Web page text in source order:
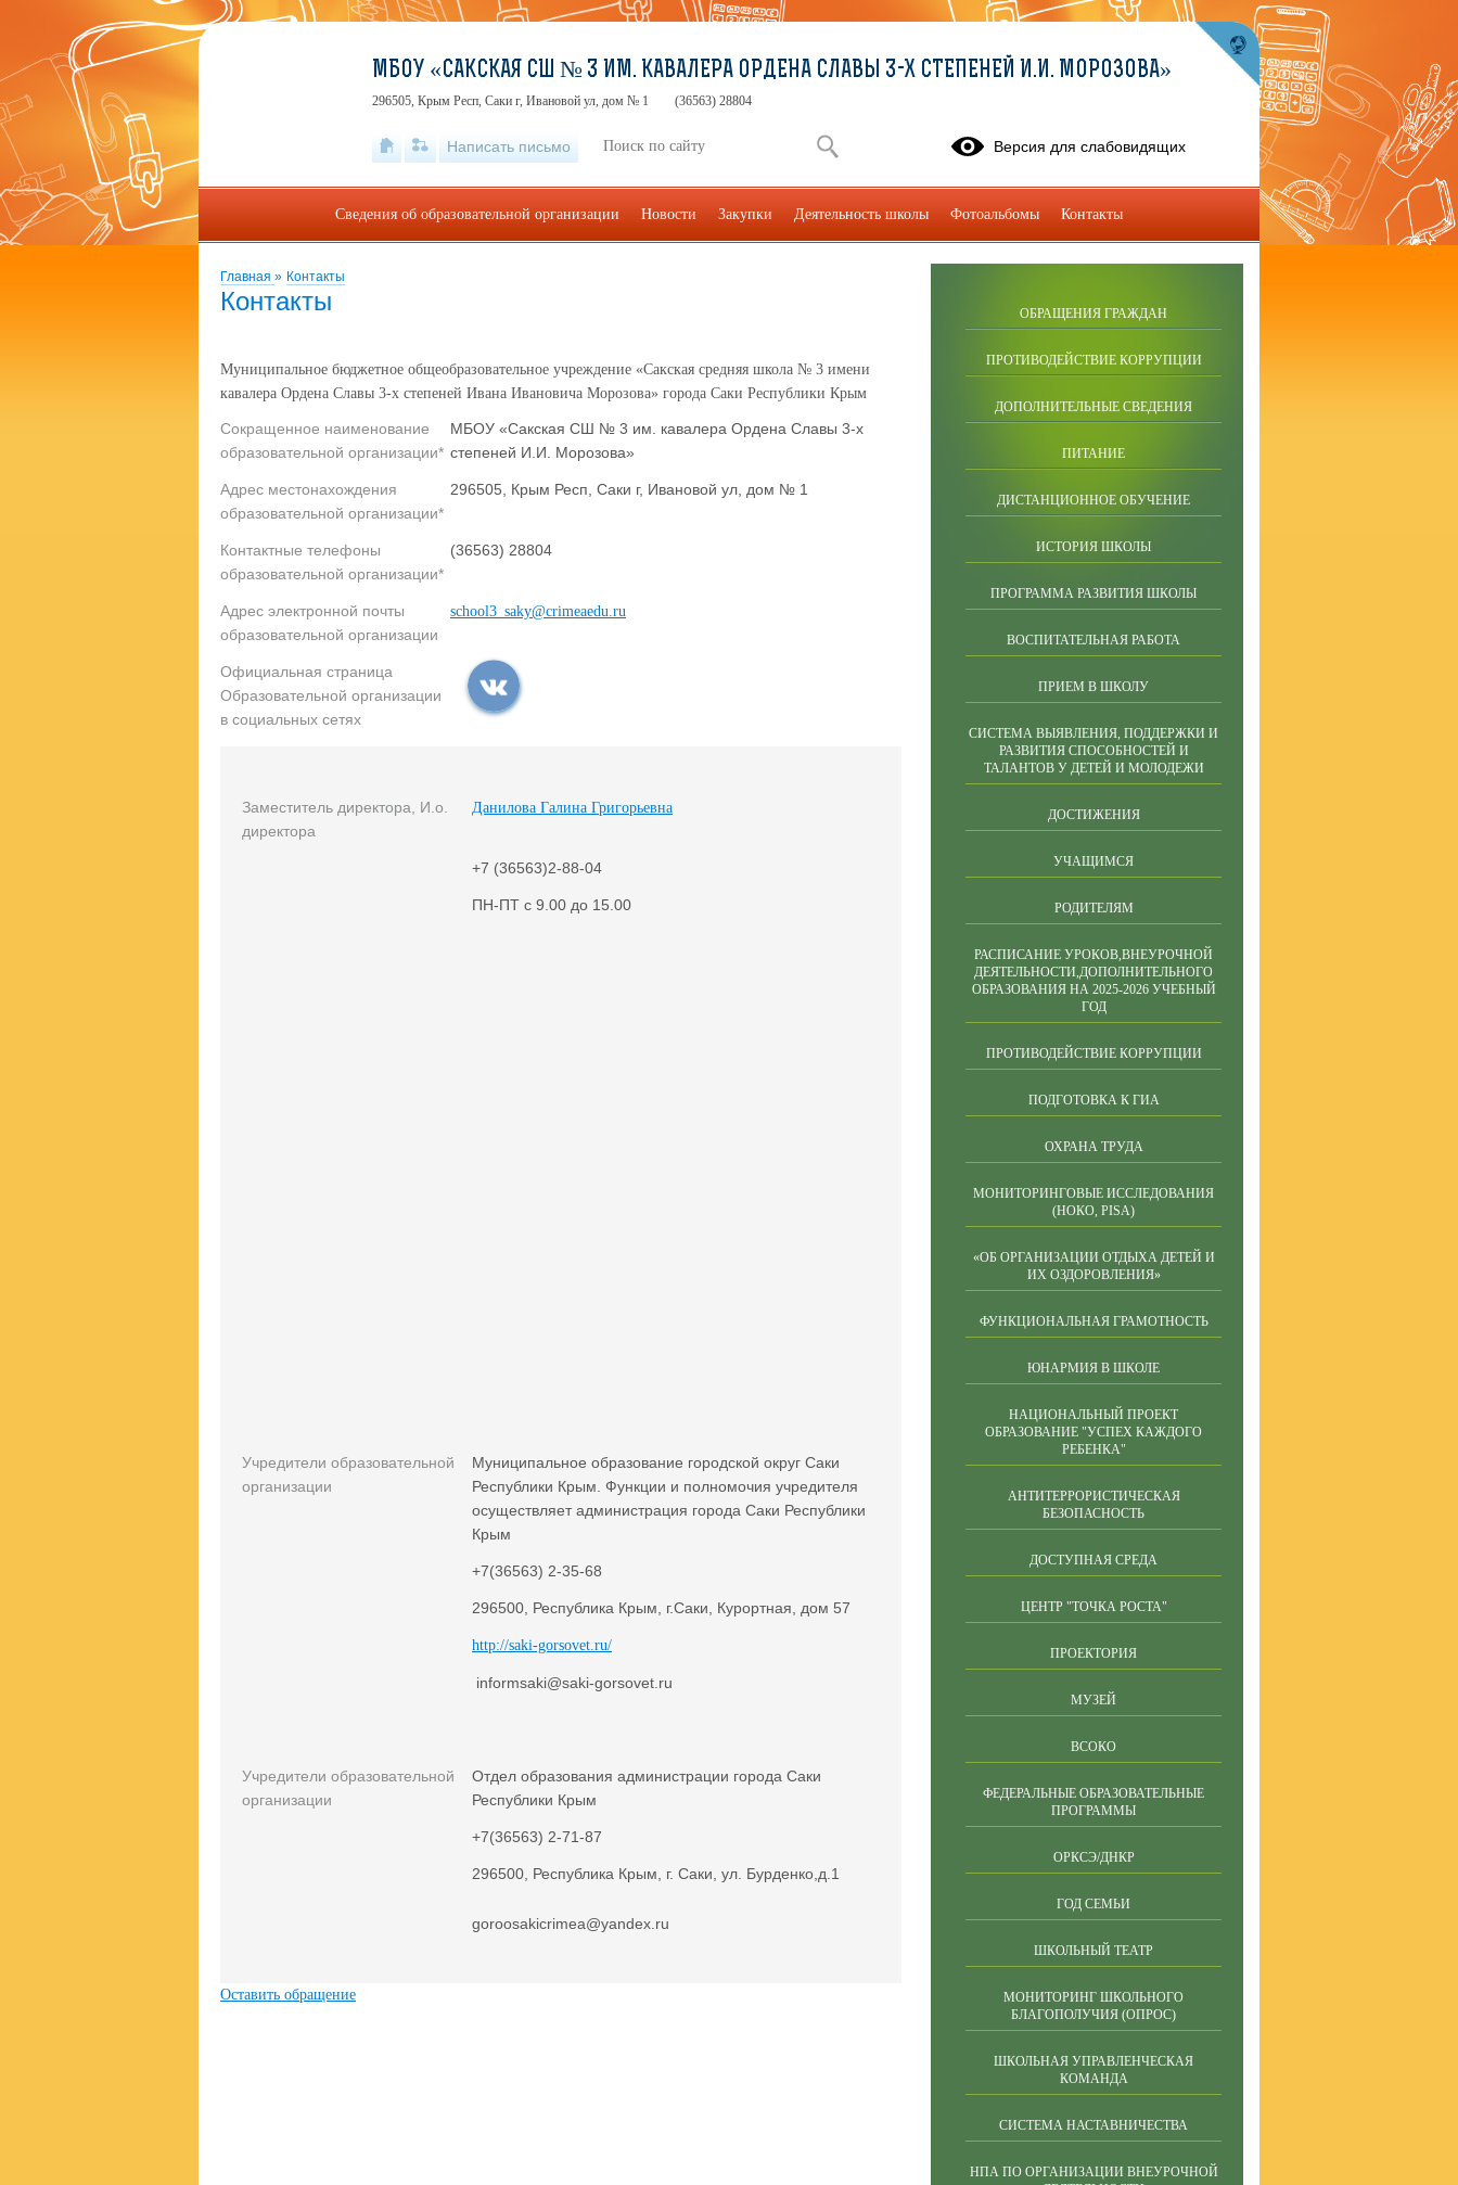
Главная » Контакты
Контакты
Муниципальное бюджетное общеобразовательное учреждение «Сакская средняя школа № 3 имени
кавалера Ордена Славы 3-х степеней Ивана Ивановича Морозова» города Саки Республики Крым
Сокращенное наименование
образовательной организации*
МБОУ «Сакская СШ № 3 им. кавалера Ордена Славы 3-х
степеней И.И. Морозова»
Адрес местонахождения
образовательной организации*
296505, Крым Респ, Саки г, Ивановой ул, дом № 1
Контактные телефоны
образовательной организации*
(36563) 28804
Адрес электронной почты
образовательной организации
school3_saky@crimeaedu.ru
Официальная страница
Образовательной организации
в социальных сетях
Заместитель директора, И.о.
директора
Данилова Галина Григорьевна
+7 (36563)2-88-04
ПН-ПТ с 9.00 до 15.00
Учредители образовательной
организации
Муниципальное образование городской округ Саки
Республики Крым. Функции и полномочия учредителя
осуществляет администрация города Саки Республики
Крым
+7(36563) 2-35-68
296500, Республика Крым, г.Саки, Курортная, дом 57
http://saki-gorsovet.ru/
​ informsaki@saki-gorsovet.ru​
Учредители образовательной
организации
Отдел образования администрации города Саки
Республики Крым ​
+7(36563) 2-71-87
296500, Республика Крым, г. Саки, ул. Бурденко,д.1
goroosakicrimea@yandex.ru
Оставить обращение
ОБРАЩЕНИЯ ГРАЖДАН
ПРОТИВОДЕЙСТВИЕ КОРРУПЦИИ
ДОПОЛНИТЕЛЬНЫЕ СВЕДЕНИЯ
ПИТАНИЕ
ДИСТАНЦИОННОЕ ОБУЧЕНИЕ
ИСТОРИЯ ШКОЛЫ
ПРОГРАММА РАЗВИТИЯ ШКОЛЫ
ВОСПИТАТЕЛЬНАЯ РАБОТА
ПРИЕМ В ШКОЛУ
СИСТЕМА ВЫЯВЛЕНИЯ, ПОДДЕРЖКИ И
РАЗВИТИЯ СПОСОБНОСТЕЙ И
ТАЛАНТОВ У ДЕТЕЙ И МОЛОДЕЖИ
ДОСТИЖЕНИЯ
УЧАЩИМСЯ
РОДИТЕЛЯМ
РАСПИСАНИЕ УРОКОВ,ВНЕУРОЧНОЙ
ДЕЯТЕЛЬНОСТИ,ДОПОЛНИТЕЛЬНОГО
ОБРАЗОВАНИЯ НА 2025-2026 УЧЕБНЫЙ
ГОД
ПРОТИВОДЕЙСТВИЕ КОРРУПЦИИ
ПОДГОТОВКА К ГИА
ОХРАНА ТРУДА
МОНИТОРИНГОВЫЕ ИССЛЕДОВАНИЯ
(НОКО, PISA)
«ОБ ОРГАНИЗАЦИИ ОТДЫХА ДЕТЕЙ И
ИХ ОЗДОРОВЛЕНИЯ»
ФУНКЦИОНАЛЬНАЯ ГРАМОТНОСТЬ
ЮНАРМИЯ В ШКОЛЕ
НАЦИОНАЛЬНЫЙ ПРОЕКТ
ОБРАЗОВАНИЕ "УСПЕХ КАЖДОГО
РЕБЕНКА"
АНТИТЕРРОРИСТИЧЕСКАЯ
БЕЗОПАСНОСТЬ
ДОСТУПНАЯ СРЕДА
ЦЕНТР "ТОЧКА РОСТА"
ПРОЕКТОРИЯ
МУЗЕЙ
ВСОКО
ФЕДЕРАЛЬНЫЕ ОБРАЗОВАТЕЛЬНЫЕ
ПРОГРАММЫ
ОРКСЭ/ДНКР
ГОД СЕМЬИ
ШКОЛЬНЫЙ ТЕАТР
МОНИТОРИНГ ШКОЛЬНОГО
БЛАГОПОЛУЧИЯ (ОПРОС)
ШКОЛЬНАЯ УПРАВЛЕНЧЕСКАЯ
КОМАНДА
СИСТЕМА НАСТАВНИЧЕСТВА
НПА ПО ОРГАНИЗАЦИИ ВНЕУРОЧНОЙ
МБОУ «САКСКАЯ СШ № 3 ИМ. КАВАЛЕРА ОРДЕНА СЛАВЫ 3-Х СТЕПЕНЕЙ И.И. МОРОЗОВА»
296505, Крым Респ, Саки г, Ивановой ул, дом № 1 (36563) 28804
Написать письмо Версия для слабовидящих
Сведения об образовательной организации Новости Закупки Деятельность школы Фотоальбомы Контакты